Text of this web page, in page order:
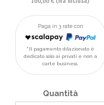
Paga in 3 rate con
Il pagamento dilazionato è
dedicato solo ai privati e non a
carte business.
Quantità